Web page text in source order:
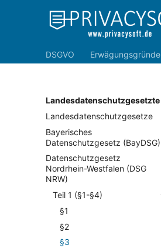
DSGVO Erwägungsgründe
Landesdatenschutzgesetzte
Landesdatenschutzgesetze
Bayerisches
Datenschutzgesetz (BayDSG)
Datenschutzgesetz
Nordrhein-Westfalen (DSG
NRW)
Teil 1 (§1-§4)
§1
§2
§3